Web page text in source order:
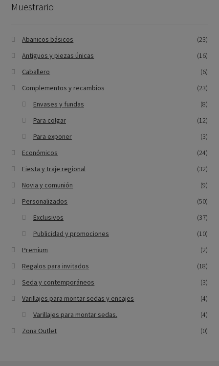
Muestrario
Abanicos básicos
(23)
Antiguos y piezas únicas
(16)
Caballero
(6)
Complementos y recambios
(23)
Envases y fundas
(8)
Para colgar
(12)
Para exponer
(3)
Económicos
(24)
Fiesta y traje regional
(32)
Novia y comunión
(9)
Personalizados
(50)
Exclusivos
(37)
Publicidad y promociones
(10)
Premium
(2)
Regalos para invitados
(18)
Seda y contemporáneos
(3)
Varillajes para montar sedas y encajes
(4)
Varillajes para montar sedas.
(4)
Zona Outlet
(0)